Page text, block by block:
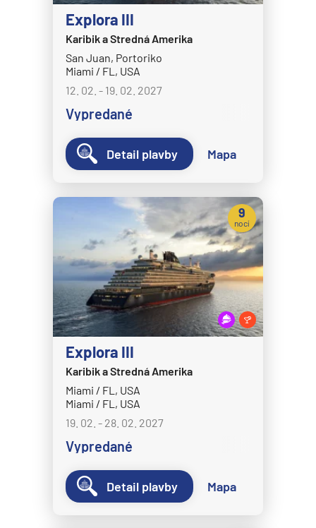
Explora III
Explora IV
Explora V
Explora VI
HANSEATIC nature
MS Bremen
MS Europa 2
Holland America Line
MS Eurodam
MS Koningsdam
MS Nieuw Amsterdam
MS Nieuw Statendam
MS Noordam
MS Oosterdam
MS Rotterdam
MS Westerdam
MS Zaandam
Explora III
Karibik a Stredná Amerika
San Juan, Portoriko
Miami / FL, USA
12. 02. - 19. 02. 2027
Vypredané
Detail plavby Mapa
Explora III
Karibik a Stredná Amerika
Miami / FL, USA
Miami / FL, USA
19. 02. - 28. 02. 2027
Vypredané
9
nocí
Detail plavby Mapa